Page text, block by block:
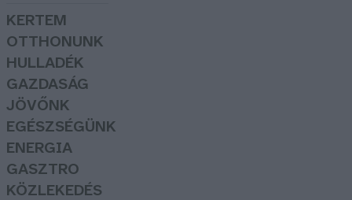
KERTEM
OTTHONUNK
HULLADÉK
GAZDASÁG
JÖVŐNK
EGÉSZSÉGÜNK
ENERGIA
GASZTRO
KÖZLEKEDÉS